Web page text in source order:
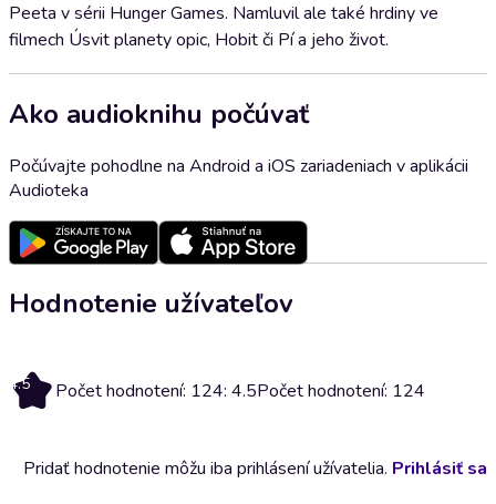
Peeta v sérii Hunger Games. Namluvil ale také hrdiny ve
filmech Úsvit planety opic, Hobit či Pí a jeho život.
Ako audioknihu počúvať
Počúvajte pohodlne na Android a iOS zariadeniach v aplikácii
Audioteka
Hodnotenie užívateľov
4.5 Počet hodnotení: 124: 4.5Počet hodnotení: 124
Pridať hodnotenie môžu iba prihlásení užívatelia. Prihlásiť sa